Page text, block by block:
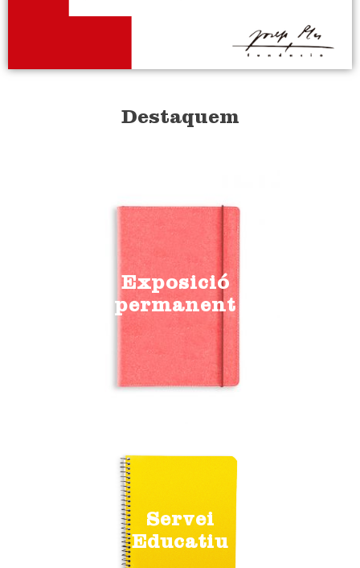
Destaquem
Exposició
permanent
Servei
Educatiu